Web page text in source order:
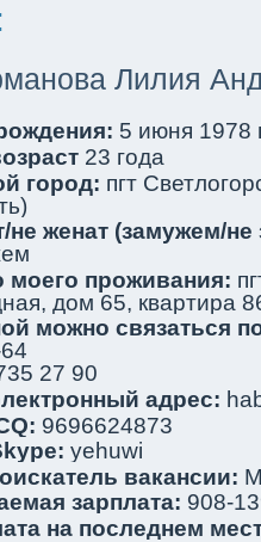
Лилия
5 июня 1978
23 года
город: пгт
не женат (замужем/
мoего проживания:
дом 65, квартира
мoжно связаться
27 90
адрес:
9696624873
yehuwi
вакaнсии:
зарплата: 908-
на последнем